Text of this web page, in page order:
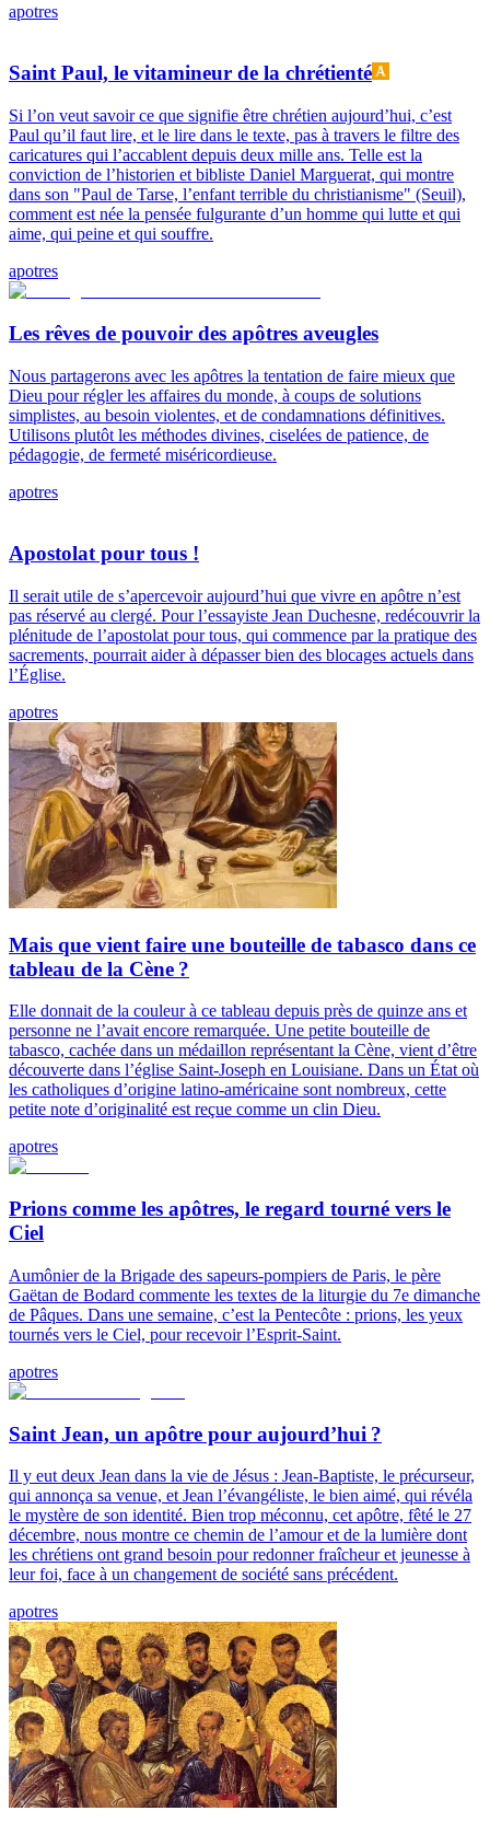
apotres
Saint Paul, le vitamineur de la chrétienté
Si l’on veut savoir ce que signifie être chrétien aujourd’hui, c’est
Paul qu’il faut lire, et le lire dans le texte, pas à travers le filtre des
caricatures qui l’accablent depuis deux mille ans. Telle est la
conviction de l’historien et bibliste Daniel Marguerat, qui montre
dans son "Paul de Tarse, l’enfant terrible du christianisme" (Seuil),
comment est née la pensée fulgurante d’un homme qui lutte et qui
aime, qui peine et qui souffre.
apotres
Les rêves de pouvoir des apôtres aveugles
Nous partagerons avec les apôtres la tentation de faire mieux que
Dieu pour régler les affaires du monde, à coups de solutions
simplistes, au besoin violentes, et de condamnations définitives.
Utilisons plutôt les méthodes divines, ciselées de patience, de
pédagogie, de fermeté miséricordieuse.
apotres
Apostolat pour tous !
Il serait utile de s’apercevoir aujourd’hui que vivre en apôtre n’est
pas réservé au clergé. Pour l’essayiste Jean Duchesne, redécouvrir la
plénitude de l’apostolat pour tous, qui commence par la pratique des
sacrements, pourrait aider à dépasser bien des blocages actuels dans
l’Église.
apotres
Mais que vient faire une bouteille de tabasco dans ce
tableau de la Cène ?
Elle donnait de la couleur à ce tableau depuis près de quinze ans et
personne ne l’avait encore remarquée. Une petite bouteille de
tabasco, cachée dans un médaillon représentant la Cène, vient d’être
découverte dans l’église Saint-Joseph en Louisiane. Dans un État où
les catholiques d’origine latino-américaine sont nombreux, cette
petite note d’originalité est reçue comme un clin Dieu.
apotres
Prions comme les apôtres, le regard tourné vers le
Ciel
Aumônier de la Brigade des sapeurs-pompiers de Paris, le père
Gaëtan de Bodard commente les textes de la liturgie du 7e dimanche
de Pâques. Dans une semaine, c’est la Pentecôte : prions, les yeux
tournés vers le Ciel, pour recevoir l’Esprit-Saint.
apotres
Saint Jean, un apôtre pour aujourd’hui ?
Il y eut deux Jean dans la vie de Jésus : Jean-Baptiste, le précurseur,
qui annonça sa venue, et Jean l’évangéliste, le bien aimé, qui révéla
le mystère de son identité. Bien trop méconnu, cet apôtre, fêté le 27
décembre, nous montre ce chemin de l’amour et de la lumière dont
les chrétiens ont grand besoin pour redonner fraîcheur et jeunesse à
leur foi, face à un changement de société sans précédent.
apotres